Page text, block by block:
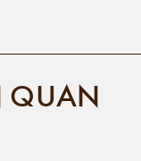
QUAN